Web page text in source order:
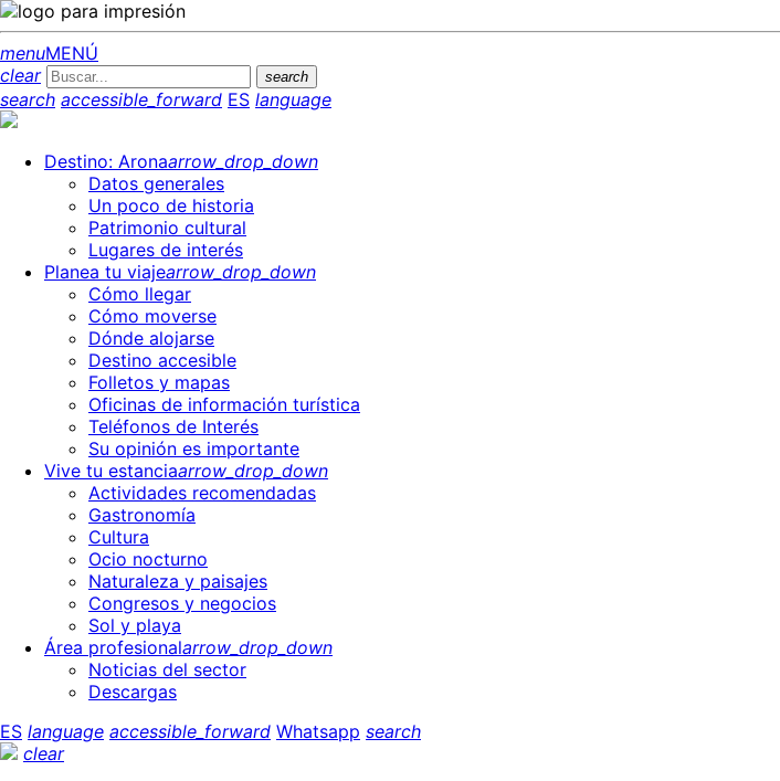
menuMENÚ
clear
search
search accessible_forward ES language
Destino: Aronaarrow_drop_down
Datos generales
Un poco de historia
Patrimonio cultural
Lugares de interés
Planea tu viajearrow_drop_down
Cómo llegar
Cómo moverse
Dónde alojarse
Destino accesible
Folletos y mapas
Oficinas de información turística
Teléfonos de Interés
Su opinión es importante
Vive tu estanciaarrow_drop_down
Actividades recomendadas
Gastronomía
Cultura
Ocio nocturno
Naturaleza y paisajes
Congresos y negocios
Sol y playa
Área profesionalarrow_drop_down
Noticias del sector
Descargas
ES language accessible_forward Whatsapp search
clear